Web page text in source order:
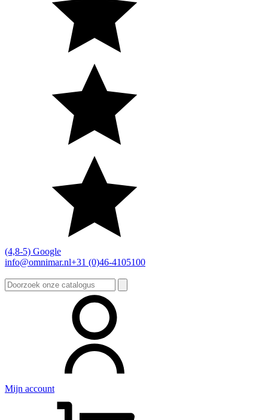
(4,8-5) Google
info@omnimar.nl+31 (0)46-4105100
Zoeken
naar:
Mijn account